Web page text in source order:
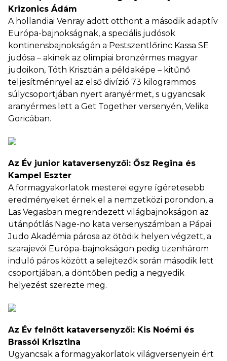
Krizonics Ádám
A hollandiai Venray adott otthont a második adaptív
Európa-bajnokságnak, a speciális judósok
kontinensbajnokságán a Pestszentlőrinc Kassa SE
judósa – akinek az olimpiai bronzérmes magyar
judoikon, Tóth Krisztián a példaképe – kitűnő
teljesítménnyel az első divízió 73 kilogrammos
súlycsoportjában nyert aranyérmet, s ugyancsak
aranyérmes lett a Get Together versenyén, Velika
Goricában.
Az Év junior kataversenyzői: Ősz Regina és
Kampel Eszter
A formagyakorlatok mesterei egyre ígéretesebb
eredményeket érnek el a nemzetközi porondon, a
Las Vegasban megrendezett világbajnokságon az
utánpótlás Nage-no kata versenyszámban a Pápai
Judo Akadémia párosa az ötödik helyen végzett, a
szarajevói Európa-bajnokságon pedig tizenhárom
induló páros között a selejtezők során második lett
csoportjában, a döntőben pedig a negyedik
helyezést szerezte meg.
Az Év felnőtt kataversenyzői: Kis Noémi és
Brassói Krisztina
Ugyancsak a formagyakorlatok világversenyein ért